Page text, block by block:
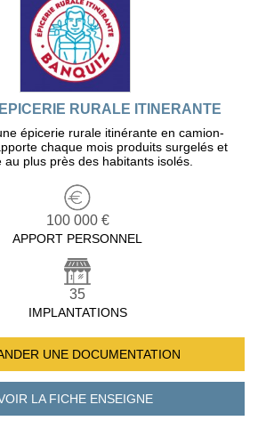
RURALE ITINERANTE
épicerie rurale itinérante en camion-
chaque mois produits surgelés et
au plus près des habitants isolés.
100 000 €
APPORT PERSONNEL
35
IMPLANTATIONS
UNE DOCUMENTATION
LA FICHEENSEIGNE